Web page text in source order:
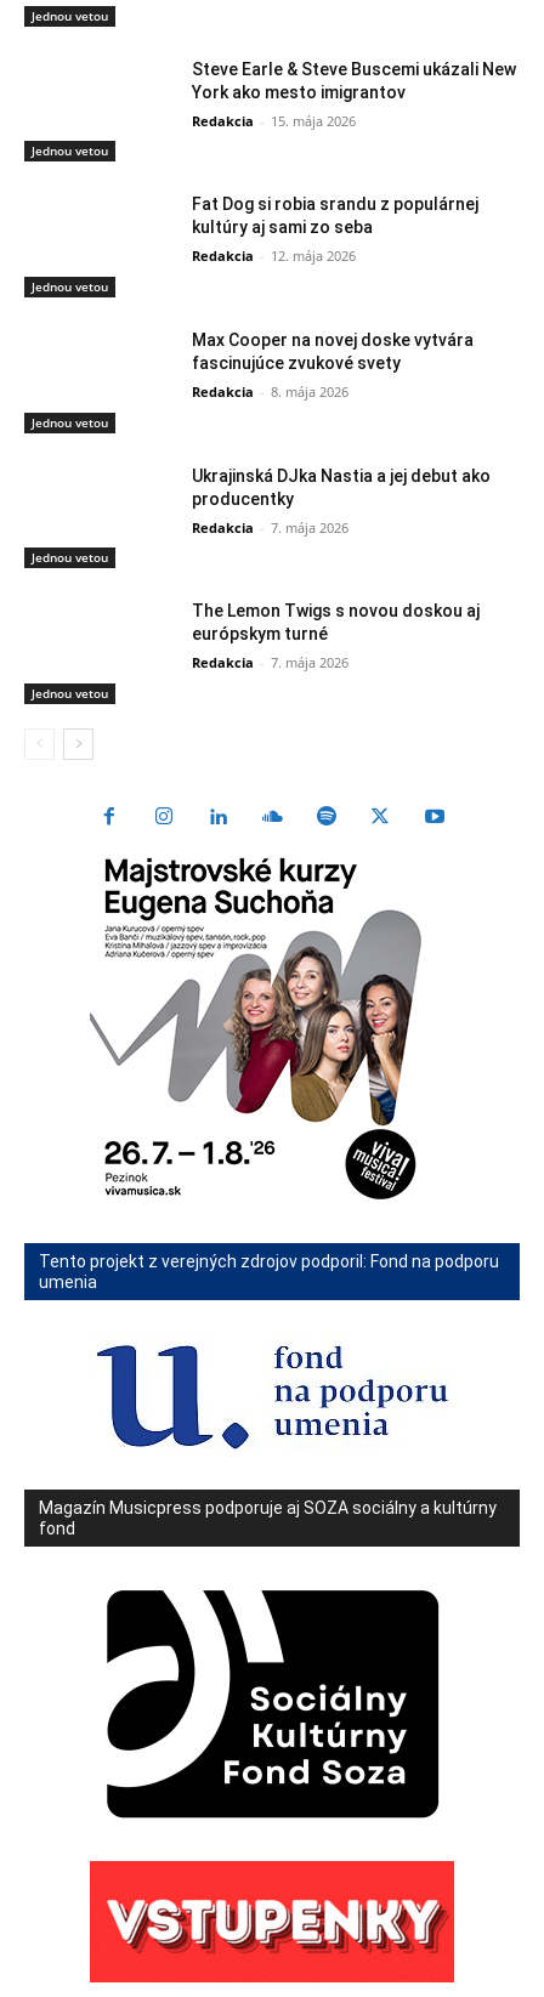
Jednou vetou
Jednou vetou
Steve Earle & Steve Buscemi ukázali New
York ako mesto imigrantov
Redakcia - 15. mája 2026
Jednou vetou
Fat Dog si robia srandu z populárnej
kultúry aj sami zo seba
Redakcia - 12. mája 2026
Jednou vetou
Max Cooper na novej doske vytvára
fascinujúce zvukové svety
Redakcia - 8. mája 2026
Jednou vetou
Ukrajinská DJka Nastia a jej debut ako
producentky
Redakcia - 7. mája 2026
Jednou vetou
The Lemon Twigs s novou doskou aj
európskym turné
Redakcia - 7. mája 2026
Tento projekt z verejných zdrojov podporil: Fond na podporu
umenia
Magazín Musicpress podporuje aj SOZA sociálny a kultúrny
fond